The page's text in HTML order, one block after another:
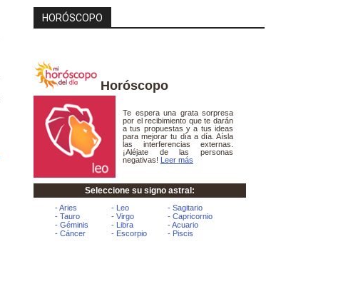
HORÓSCOPO
Horóscopo